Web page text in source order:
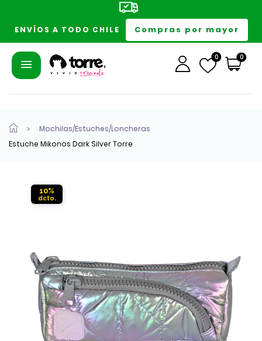
ENVÍOS A TODO CHILE Compras por mayor
0 0
Mochilas/Estuches/Loncheras
Estuche Mikonos Dark Silver Torre
10%